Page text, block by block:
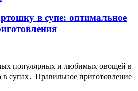
в супе: оптимальное
популярных и любимых овощей в
в супах․ Правильное приготовление